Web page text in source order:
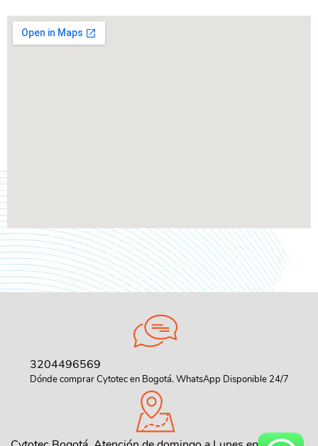
3204496569
Dónde comprar Cytotec en Bogotá. WhatsApp Disponible 24/7